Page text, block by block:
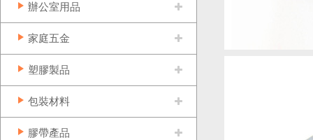
辦公室用品
家庭五金
塑膠製品
包裝材料
膠帶產品